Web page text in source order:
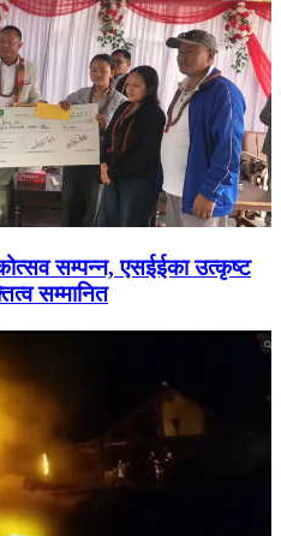
सम्पन्न, एसईईका उत्कृष्ट
सम्मानित